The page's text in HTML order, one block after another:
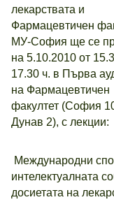
лекарствата и
Фармацевтичен
МУ-София ще се
на 5.10.2010 от
17.30 ч. в Първа
на Фармацевтичен
факултет (София
Дунав 2), с лекции:
Международни
интелектуалната
досиетата на